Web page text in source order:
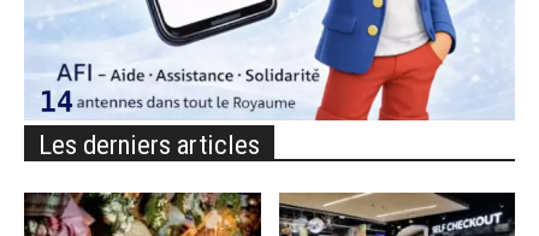
Les derniers articles